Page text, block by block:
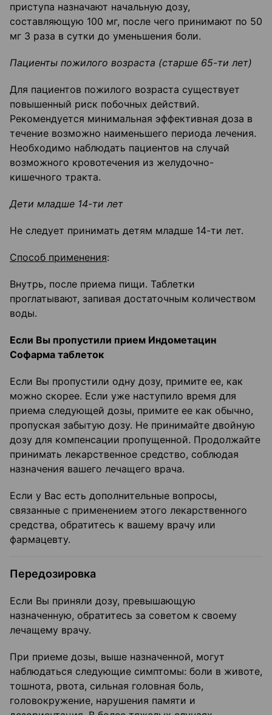
приступа назначают начальную дозу,
составляющую 100 мг, после чего принимают по 50
мг 3 раза в сутки до уменьшения боли.
Пациенты пожилого возраста (старше 65-ти лет)
Для пациентов пожилого возраста существует
повышенный риск побочных действий.
Рекомендуется минимальная эффективная доза в
течение возможно наименьшего периода лечения.
Необходимо наблюдать пациентов на случай
возможного кровотечения из желудочно-
кишечного тракта.
Дети младше 14-ти лет
Не следует принимать детям младше 14-ти лет.
Способ применения:
Внутрь, после приема пищи. Таблетки
проглатывают, запивая достаточным количеством
воды.
Если Вы пропустили прием Индометацин
Софарма таблеток
Если Вы пропустили одну дозу, примите ее, как
можно скорее. Если уже наступило время для
приема следующей дозы, примите ее как обычно,
пропуская забытую дозу. Не принимайте двойную
дозу для компенсации пропущенной. Продолжайте
принимать лекарственное средство, соблюдая
назначения вашего лечащего врача.
Если у Вас есть дополнительные вопросы,
связанные с применением этого лекарственного
средства, обратитесь к вашему врачу или
фармацевту.
Передозировка
Если Вы приняли дозу, превышающую
назначенную, обратитесь за советом к своему
лечащему врачу.
При приеме дозы, выше назначенной, могут
наблюдаться следующие симптомы: боли в животе,
тошнота, рвота, сильная головная боль,
головокружение, нарушения памяти и